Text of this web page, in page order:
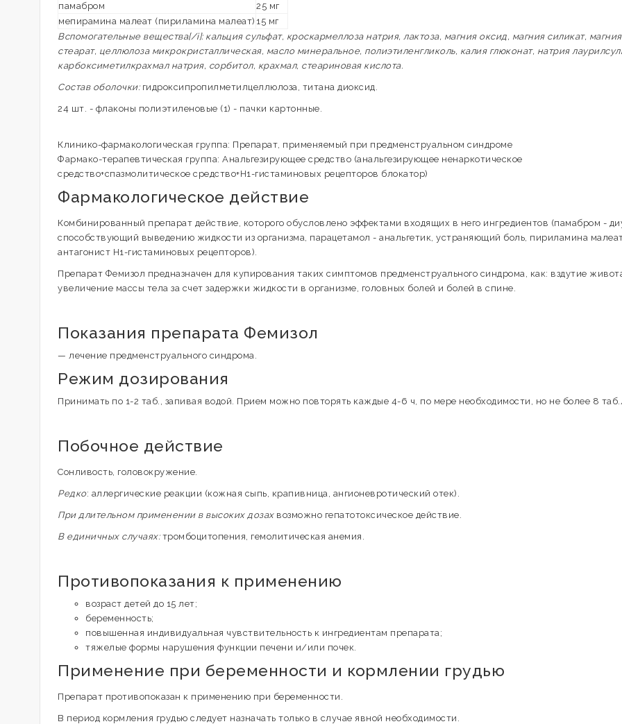
памабром
25 мг
мепирамина малеат (пириламина малеат) 15 мг
Вспомогательные вещества[/i]: кальция сульфат, кроскармеллоза натрия, лактоза, магния оксид, магния силикат, магния
стеарат, целлюлоза микрокристаллическая, масло минеральное, полиэтиленгликоль, калия глюконат, натрия
карбоксиметилкрахмал натрия, сорбитол, крахмал, стеариновая кислота.
Состав оболочки:гидроксипропилметилцеллюлоза, титана диоксид.
24 шт. - флаконы полиэтиленовые (1) - пачки картонные.
Клинико-фармакологическая группа: Препарат, применяемый при предменструальном синдроме
Фармако-терапевтическая группа: Анальгезирующее средство (анальгезирующее ненаркотическое
средство+спазмолитическое средство+H1-гистаминовых рецепторов блокатор)
Фармакологическое действие
Комбинированный препарат действие, которого обусловлено эффектами входящих в него ингредиентов (памабром -
способствующий выведению жидкости из организма, парацетамол - анальгетик, устраняющий боль, пириламина
антагонист Н1-гистаминовых рецепторов).
Препарат Фемизол предназначен для купирования таких симптомов предменструального синдрома, как: вздутие
увеличение массы тела за счет задержки жидкости в организме, головных болей и болей в спине.
Показания препарата Фемизол
— лечение предменструального синдрома.
Режим дозирования
Принимать по 1-2 таб., запивая водой. Прием можно повторять каждые 4-6 ч, по мере необходимости, но не более 8
Побочное действие
Сонливость, головокружение.
Редко: аллергические реакции (кожная сыпь, крапивница, ангионевротический отек).
При длительном применении в высоких дозахвозможно гепатотоксическое действие.
В единичных случаях:тромбоцитопения, гемолитическая анемия.
Противопоказания к применению
возраст детей до 15 лет;
беременность;
повышенная индивидуальная чувствительность к ингредиентам препарата;
тяжелые формы нарушения функции печени и/или почек.
Применение при беременности и кормлении грудью
Препарат противопоказан к применению при беременности.
В период кормления грудью следует назначать только в случае явной необходимости.